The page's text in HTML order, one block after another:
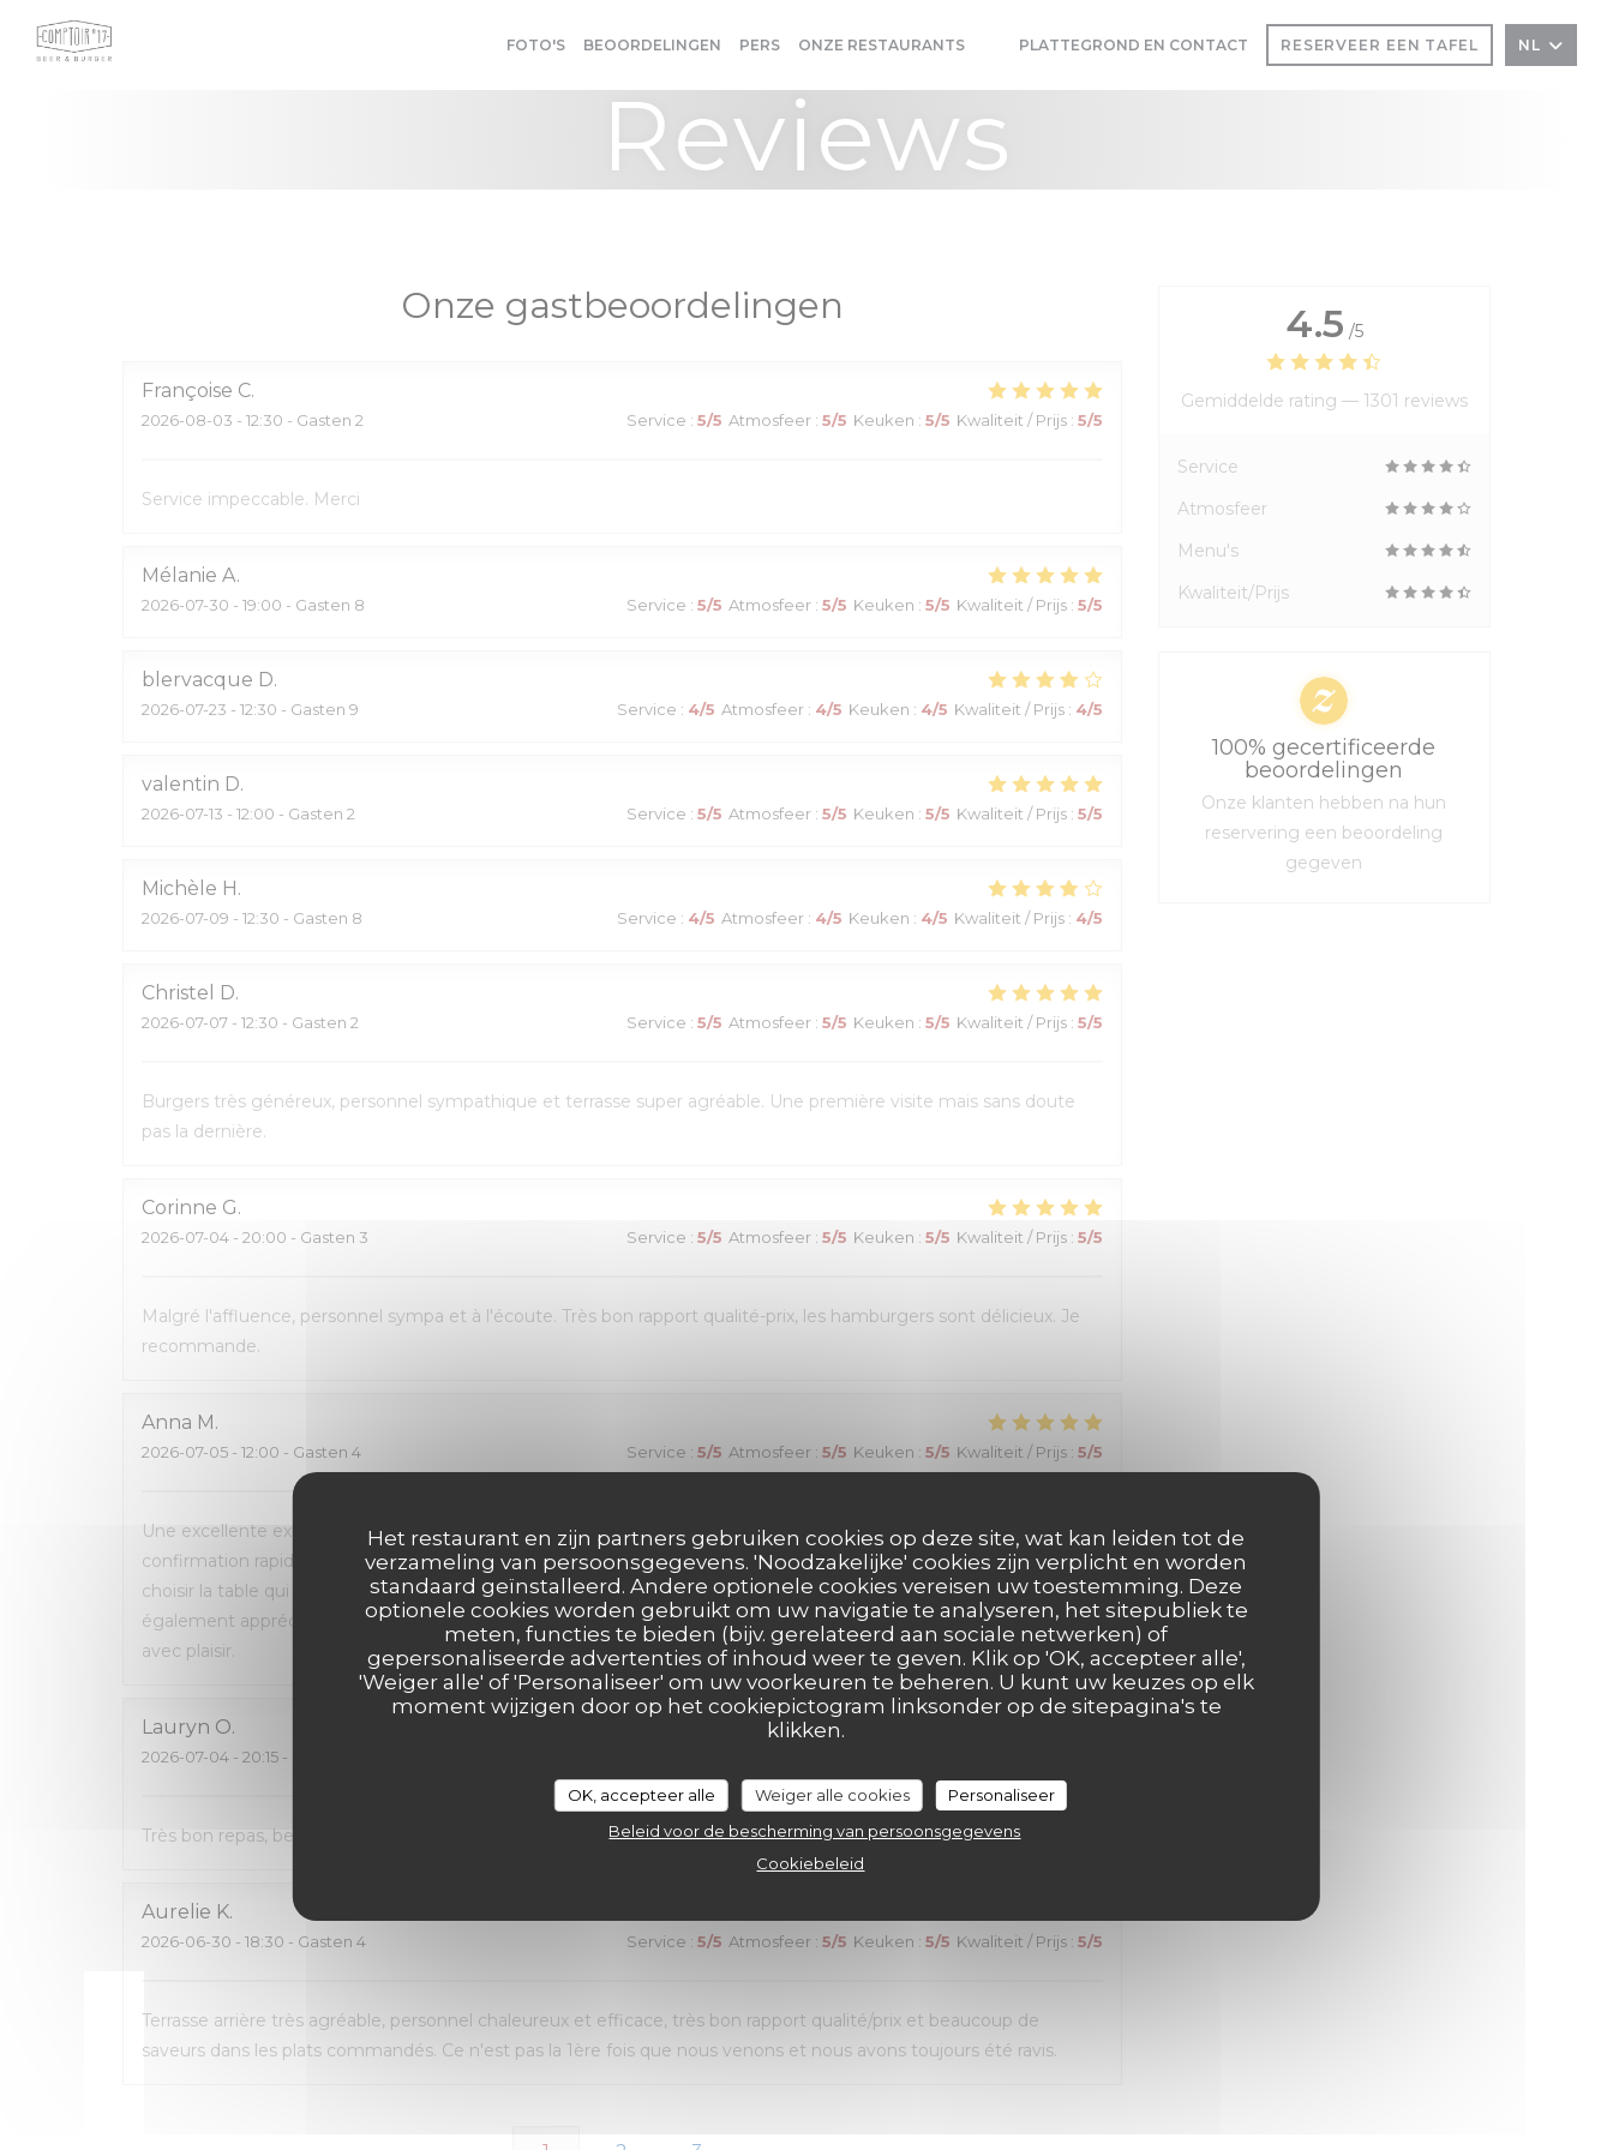
Cookies beheer paneel
Het restaurant en zijn partners gebruiken cookies op deze site, wat kan leiden tot de
verzameling van persoonsgegevens. 'Noodzakelijke' cookies zijn verplicht en worden
standaard geïnstalleerd. Andere optionele cookies vereisen uw toestemming. Deze
optionele cookies worden gebruikt om uw navigatie te analyseren, het sitepubliek te
meten, functies te bieden (bijv. gerelateerd aan sociale netwerken) of
gepersonaliseerde advertenties of inhoud weer te geven. Klik op 'OK, accepteer alle',
'Weiger alle' of 'Personaliseer' om uw voorkeuren te beheren. U kunt uw keuzes op elk
moment wijzigen door op het cookiepictogram linksonder op de sitepagina's te
klikken.
OK, accepteer alle Weiger alle cookies
Personaliseer
Beleid voor de bescherming van persoonsgegevens
Cookiebeleid
FOTO'S BEOORDELINGEN PERS ONZE RESTAURANTS
((OPENT IN EEN NIEUW VENSTER))
((OPENT IN EEN NIEUW VENSTER))
PLATTEGROND EN CONTACT RESERVEER EEN TAFEL NL
Reviews
Onze gastbeoordelingen
Françoise C
2026-08-03 - 12:30 - Gasten 2 Service : 5/5 Atmosfeer: 5/5 Keuken : 5/5 Kwaliteit / Prijs: 5/5
Service impeccable. Merci
Mélanie A
2026-07-30 - 19:00 - Gasten 8 Service : 5/5 Atmosfeer: 5/5 Keuken : 5/5 Kwaliteit / Prijs: 5/5
blervacque D
2026-07-23 - 12:30 - Gasten 9 Service : 4/5 Atmosfeer: 4/5 Keuken : 4/5 Kwaliteit / Prijs: 4/5
valentin D
2026-07-13 - 12:00 - Gasten 2 Service : 5/5 Atmosfeer: 5/5 Keuken : 5/5 Kwaliteit / Prijs: 5/5
Michèle H
2026-07-09 - 12:30 - Gasten 8 Service : 4/5 Atmosfeer: 4/5 Keuken : 4/5 Kwaliteit / Prijs: 4/5
Christel D
2026-07-07 - 12:30 - Gasten 2 Service : 5/5 Atmosfeer: 5/5 Keuken : 5/5 Kwaliteit / Prijs: 5/5
Burgers très généreux, personnel sympathique et terrasse super agréable. Une première visite mais sans doute
pas la dernière.
Corinne G
2026-07-04 - 20:00 - Gasten 3 Service : 5/5 Atmosfeer: 5/5 Keuken : 5/5 Kwaliteit / Prijs: 5/5
Malgré l'affluence, personnel sympa et à l'écoute. Très bon rapport qualité-prix, les hamburgers sont délicieux. Je
recommande.
Anna M
2026-07-05 - 12:00 - Gasten 4 Service : 5/5 Atmosfeer: 5/5 Keuken : 5/5 Kwaliteit / Prijs: 5/5
Une excellente expérience du début à la fin. La réservation en ligne était très simple et fluide, avec une
confirmation rapide par e-mail et SMS. L’accueil était chaleureux et le personnel très à l’écoute. Nous avons pu
choisir la table qui nous convenait le mieux. Les burgers étaient excellents et le service impeccable. Nous avons
également apprécié de pouvoir emporter ce qui n’avait pas été terminé. Une adresse que nous recommandons
avec plaisir.
Lauryn O
2026-07-04 - 20:15 - Gasten 2
Très bon repas, beau cadre, carte avec pas mal de choix. Mais un peu d’attente pour le service des plats
Aurelie K
2026-06-30 - 18:30 - Gasten 4 Service : 5/5 Atmosfeer: 5/5 Keuken : 5/5 Kwaliteit / Prijs: 5/5
Terrasse arrière très agréable, personnel chaleureux et efficace, très bon rapport qualité/prix et beaucoup de
saveurs dans les plats commandés. Ce n'est pas la 1ère fois que nous venons et nous avons toujours été ravis.
4.5 /5
Gemiddelde rating — 1301 reviews
Service
Atmosfeer
Menu's
Kwaliteit/Prijs
100% gecertificeerde
beoordelingen
Onze klanten hebben na hun
reservering een beoordeling
gegeven